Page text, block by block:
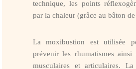
technique, les points
par la chaleur (grâce au bâton
La moxibustion est utilisée
prévenir les rhumatismes
musculaires et articulaires.